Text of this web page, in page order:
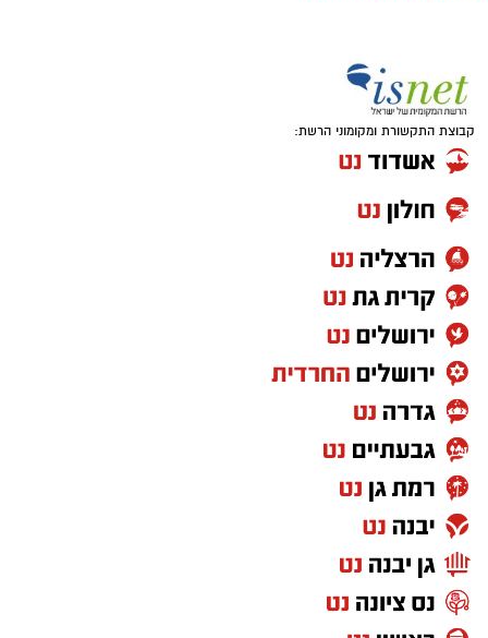
קבוצת התקשורת ומקומוני הרשת: